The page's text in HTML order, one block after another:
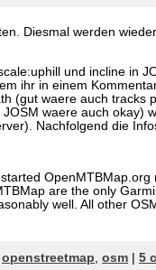
Diesmal werden
und incline in
ihr in einem
(gut waere auch
waere auch okay)
Nachfolgend die
are the only
well. All other
openstreetmap, osm 5